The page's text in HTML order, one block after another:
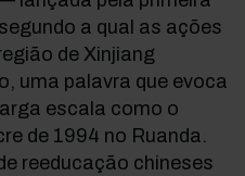
a qual as ações
de Xinjiang
uma palavra que evoca
escala como o
de 1994 no Ruanda.
reeducação chineses